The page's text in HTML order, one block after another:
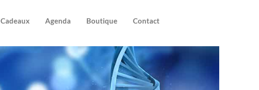
Cadeaux Agenda Boutique Contact